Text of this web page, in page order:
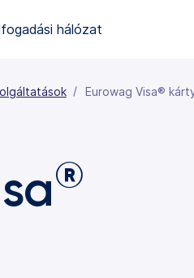
hálózat
Eurowag Visa®
®